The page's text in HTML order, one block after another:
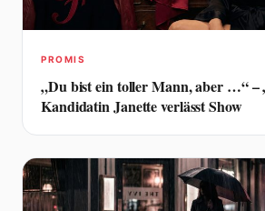
PROMIS
„Du bist ein toller Mann, aber …“ –
Kandidatin Janette verlässt Show